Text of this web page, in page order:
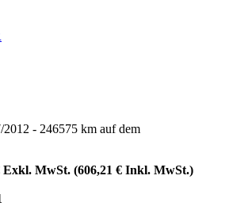
- 246575 km auf dem
Exkl. MwSt. (606,21 € Inkl. MwSt.)